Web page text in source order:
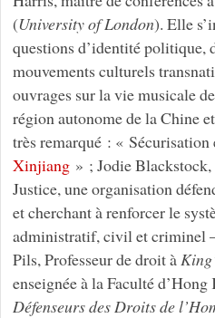
(University of London). Elle
questions d’identité politique,
mouvements culturels
ouvrages sur la vie musicale
région autonome de la Chine
très remarqué : « Sécurisation
Xinjiang» ; Jodie Blackstock,
Justice, une organisation
et cherchant à renforcer le
administratif, civil et criminel
Pils, Professeur de droit à
enseignée à la Faculté
Défenseurs des Droits de